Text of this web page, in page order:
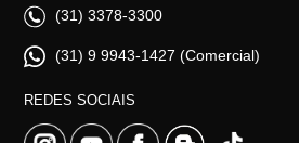
(31) 3378-3300
(31) 9 9943-1427 (Comercial)
REDES SOCIAIS